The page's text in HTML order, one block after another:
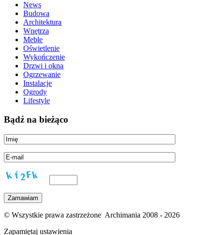
News
Budowa
Architektura
Wnętrza
Meble
Oświetlenie
Wykończenie
Drzwi i okna
Ogrzewanie
Instalacje
Ogrody
Lifestyle
Bądź na bieżąco
© Wszystkie prawa zastrzeżone Archimania 2008 - 2026
Zapamiętaj ustawienia